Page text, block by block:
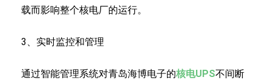
载而影响整个核电厂的运行。
3、实时监控和管理
通过智能管理系统对青岛海博电子的核电UPS不间断